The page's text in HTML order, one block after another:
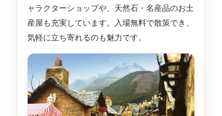
ャラクターショップや、天然石・名産品のお土
産屋も充実しています。入場無料で散策でき、
気軽に立ち寄れるのも魅力です。